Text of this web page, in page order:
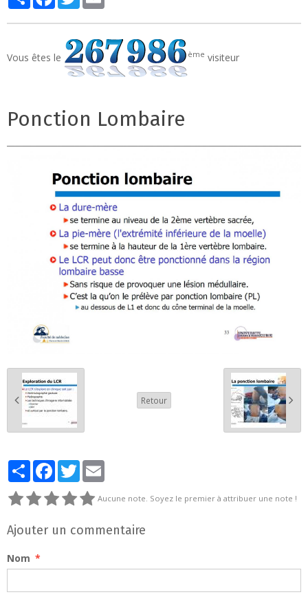
Ponction Lombaire
Retour
PartagerFacebook
Twitter
Aucune note. Soyez le premier à attribuer une note !
Ajouter un commentaire
Nom
Vous êtes le ème visiteur